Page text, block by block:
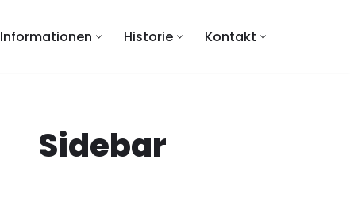
Informationen Historie Kontakt
Sidebar